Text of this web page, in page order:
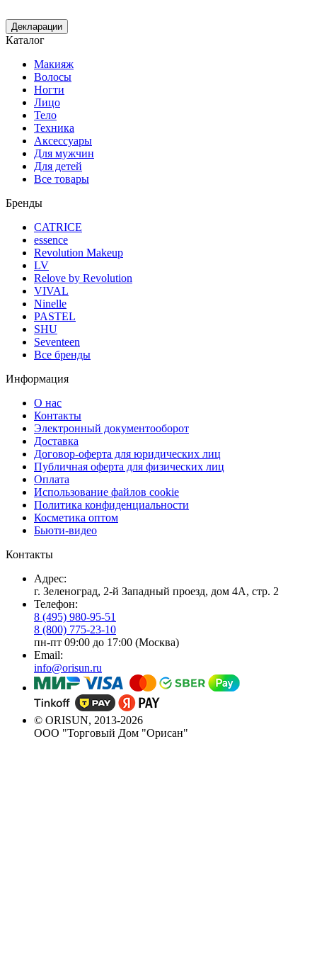
Декларации
Каталог
Макияж
Волосы
Ногти
Лицо
Тело
Техника
Аксессуары
Для мужчин
Для детей
Все товары
Бренды
CATRICE
essence
Revolution Makeup
LV
Relove by Revolution
VIVAL
Ninelle
PASTEL
SHU
Seventeen
Все бренды
Информация
О нас
Контакты
Электронный документооборот
Доставка
Договор-оферта для юридических лиц
Публичная оферта для физических лиц
Оплата
Использование файлов cookie
Политика конфиденциальности
Косметика оптом
Бьюти-видео
Контакты
Адрес:
г. Зеленоград, 2-й Западный проезд, дом 4А, стр. 2
Телефон:
8 (495) 980-95-51
8 (800) 775-23-10
пн-пт 09:00 до 17:00 (Москва)
Email:
info@orisun.ru
© ORISUN, 2013-2026
ООО "Торговый Дом "Орисан"